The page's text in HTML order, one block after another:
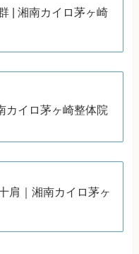
| 湘南カイロ茅ヶ崎
カイロ茅ヶ崎整体院
肩｜湘南カイロ茅ヶ